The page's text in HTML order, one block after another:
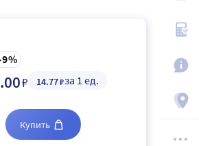
9
.00₽ 14.77₽за 1 ед.
Купить